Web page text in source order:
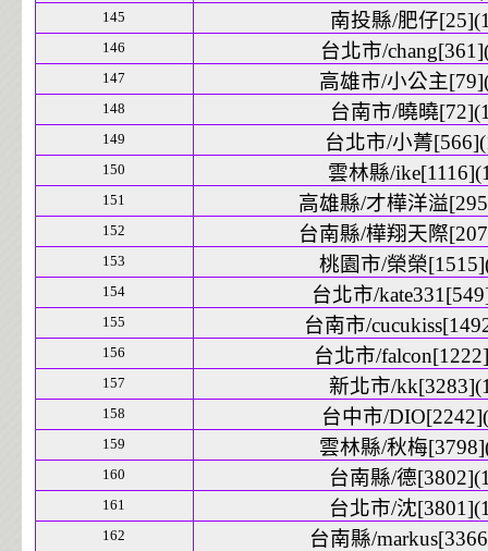
145 南投縣/肥仔
146 台北市/
147 高雄市/小公主
148 台南市/曉曉
149 台北市/小菁
150 雲林縣/
151 高雄縣/才樺洋溢
152 台南縣/樺翔天際
153 桃園市/榮榮
154 台北市/
155 台南市/
156 台北市/
157 新北市/
158 台中市/
159 雲林縣/秋梅
160 台南縣/德
161 台北市/沈
162 台南縣/